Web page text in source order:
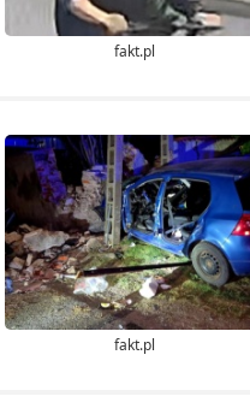
fakt.pl
fakt.pl